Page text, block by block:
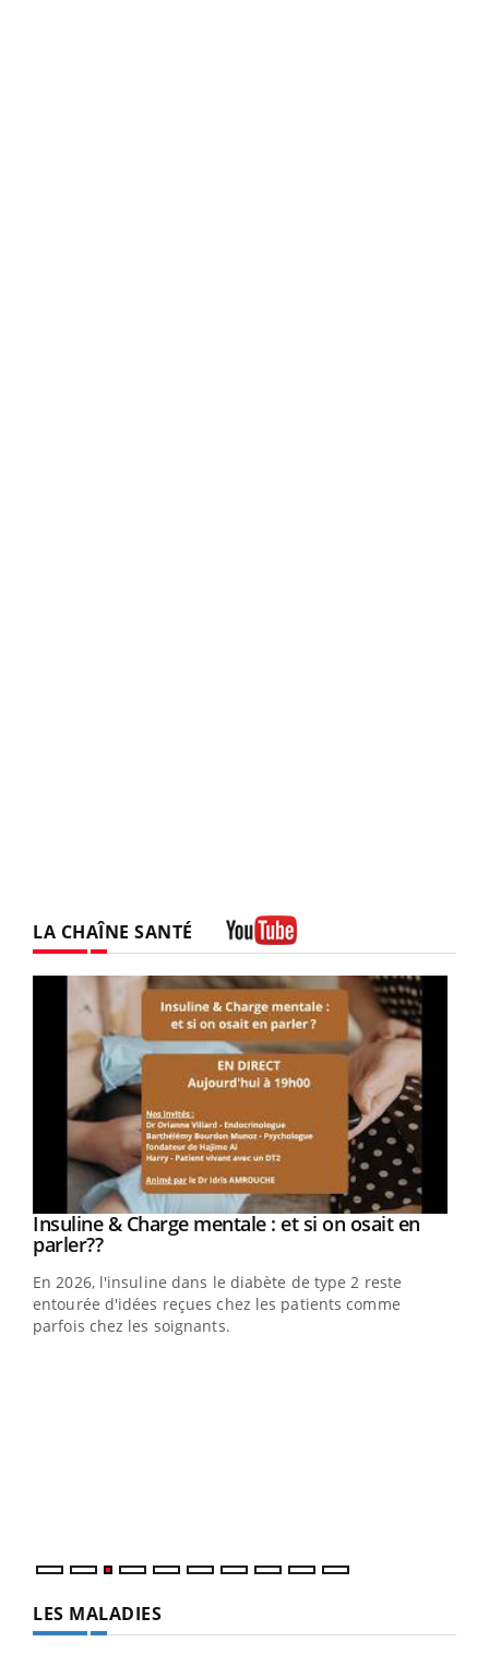
LA CHAÎNE SANTÉ
Youtube
Insuline & Charge mentale : et si on osait en
parler??Youtube
En 2026, l'insuline dans le diabète de type 2 reste
entourée d'idées reçues chez les patients comme
parfois chez les soignants.
LES MALADIES